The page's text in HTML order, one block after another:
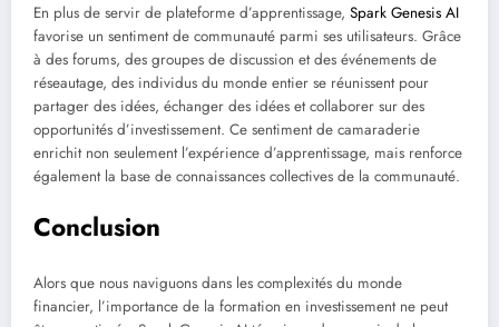
En plus de servir de plateforme d’apprentissage, Spark Genesis AI
favorise un sentiment de communauté parmi ses utilisateurs. Grâce
à des forums, des groupes de discussion et des événements de
réseautage, des individus du monde entier se réunissent pour
partager des idées, échanger des idées et collaborer sur des
opportunités d’investissement. Ce sentiment de camaraderie
enrichit non seulement l’expérience d’apprentissage, mais renforce
également la base de connaissances collectives de la communauté.
Conclusion
Alors que nous naviguons dans les complexités du monde
financier, l’importance de la formation en investissement ne peut